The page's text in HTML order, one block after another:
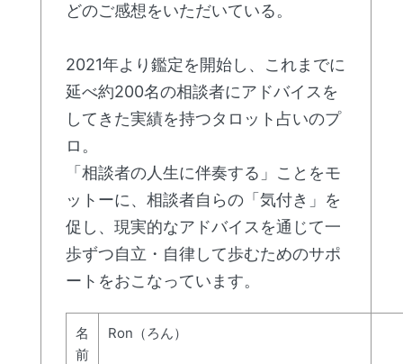
どのご感想をいただいている。
2021年より鑑定を開始し、これまでに
延べ約200名の相談者にアドバイスを
してきた実績を持つタロット占いのプ
ロ。
「相談者の人生に伴奏する」ことをモ
ットーに、相談者自らの「気付き」を
促し、現実的なアドバイスを通じて一
歩ずつ自立・自律して歩むためのサポ
ートをおこなっています。
名
前
Ron（ろん）